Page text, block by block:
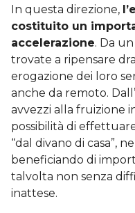
In questa direzione,
costituito un
accelerazione. Da
trovate a ripensare
erogazione dei loro
anche da remoto.
avvezzi alla fruizione
possibilità di
“dal divano di casa”,
beneficiando di
talvolta non senza
inattese.